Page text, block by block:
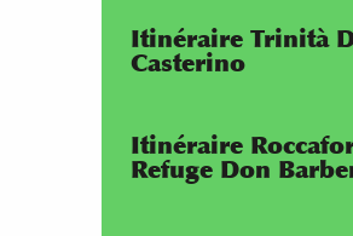
Itinéraire Trinità
Casterino
Itinéraire
Refuge Don